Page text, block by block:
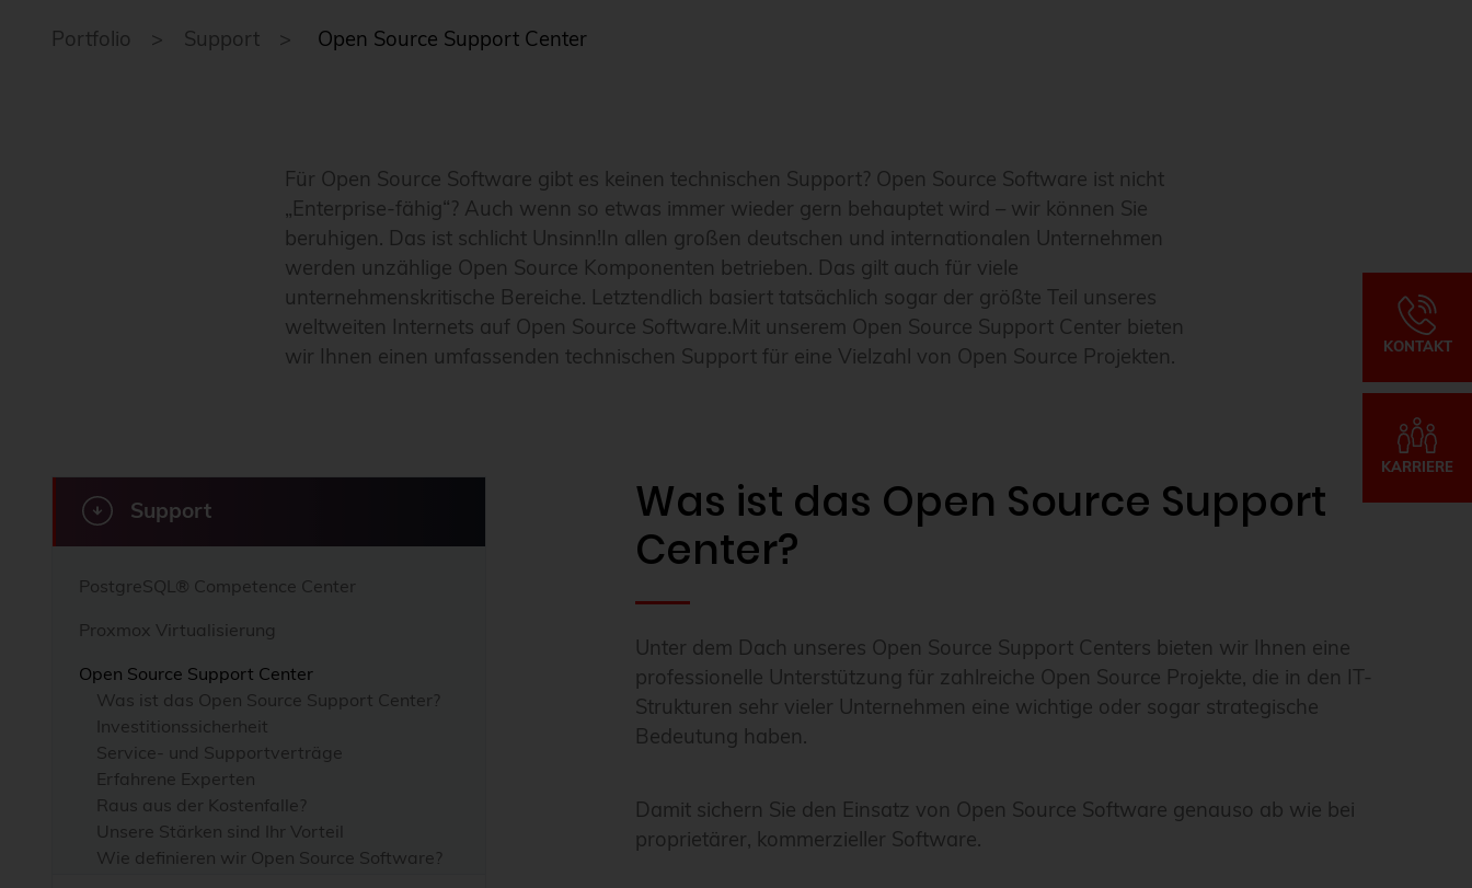
KONTAKT
KARRIERE
Portfolio Support Open Source Support Center
Für Open Source Software gibt es keinen technischen Support? Open Source Software ist nicht
„Enterprise-fähig“? Auch wenn so etwas immer wieder gern behauptet wird – wir können Sie
beruhigen. Das ist schlicht Unsinn!In allen großen deutschen und internationalen Unternehmen
werden unzählige Open Source Komponenten betrieben. Das gilt auch für viele
unternehmenskritische Bereiche. Letztendlich basiert tatsächlich sogar der größte Teil unseres
weltweiten Internets auf Open Source Software.Mit unserem Open Source Support Center bieten
wir Ihnen einen umfassenden technischen Support für eine Vielzahl von Open Source Projekten.
Support
PostgreSQL® Competence Center
Proxmox Virtualisierung
Open Source Support Center
Was ist das Open Source Support Center?
Investitionssicherheit
Service- und Supportverträge
Erfahrene Experten
Raus aus der Kostenfalle?
Unsere Stärken sind Ihr Vorteil
Wie definieren wir Open Source Software?
Was ist das Open Source Support
Center?
Unter dem Dach unseres Open Source Support Centers bieten wir Ihnen eine
professionelle Unterstützung für zahlreiche Open Source Projekte, die in den IT-
Strukturen sehr vieler Unternehmen eine wichtige oder sogar strategische
Bedeutung haben.
Damit sichern Sie den Einsatz von Open Source Software genauso ab wie bei
proprietärer, kommerzieller Software.